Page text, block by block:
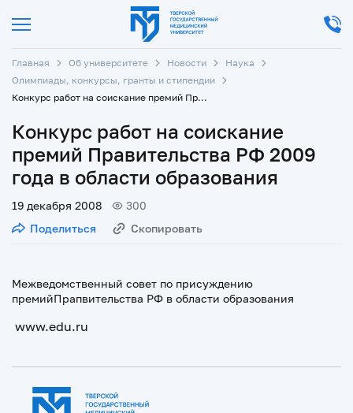
Главная Об университете Новости
Наука
Олимпиады, конкурсы, гранты и стипендии
Конкурс работ на соискание премий Правительства РФ 2009 года в области образования
Конкурс работ на соискание
премий Правительства РФ 2009
года в области образования
19 декабря 2008
300
Поделиться
Скопировать
Межведомственный совет по присуждению
премийПрапвительства РФ в области образования
www.edu.ru